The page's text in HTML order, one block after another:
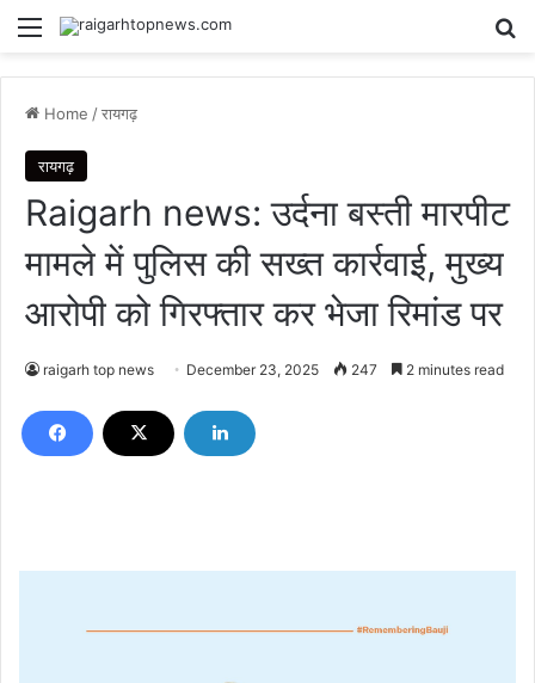
Menu
Home /रायगढ़
रायगढ़
Raigarh news: उर्दना बस्ती मारपीट
मामले में पुलिस की सख्त कार्रवाई, मुख्य
आरोपी को गिरफ्तार कर भेजा रिमांड पर
raigarh top news December 23, 2025 247 2 minutes read